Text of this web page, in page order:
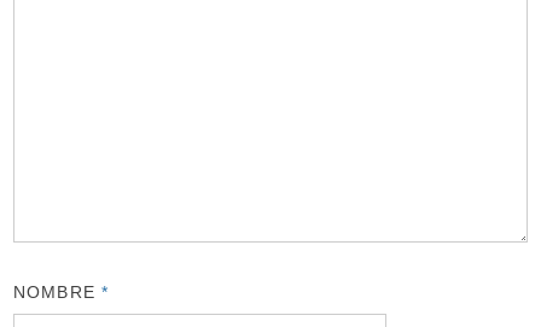
NOMBRE *